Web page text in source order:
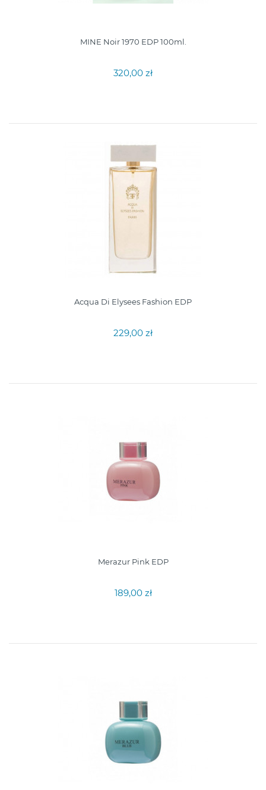
MINE Noir 1970 EDP 100ml.
320,00 zł
Acqua Di Elysees Fashion EDP
229,00 zł
Merazur Pink EDP
189,00 zł